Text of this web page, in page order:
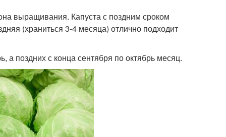
выращивания. Капуста с поздним сроком
(храниться 3-4 месяца) отлично подходит
а поздних с конца сентября по октябрь месяц.